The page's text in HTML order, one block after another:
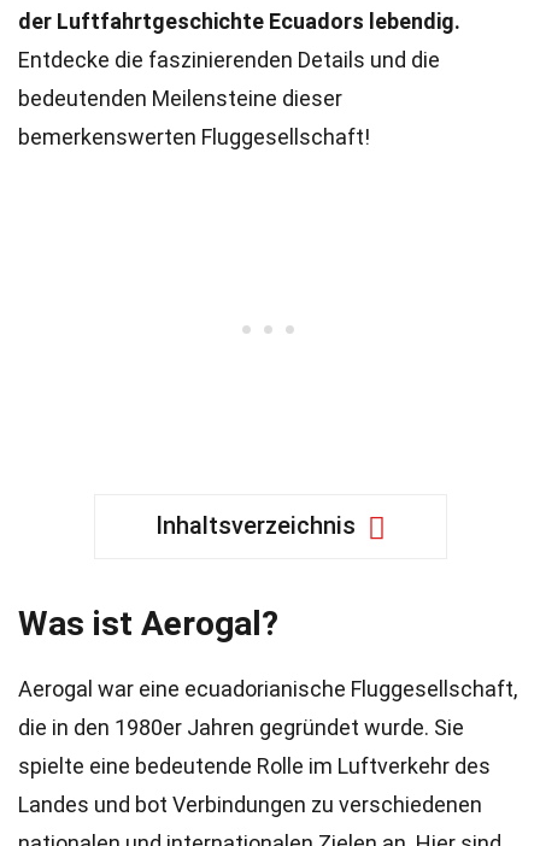
der Luftfahrtgeschichte Ecuadors lebendig.
Entdecke die faszinierenden Details und die
bedeutenden Meilensteine dieser
bemerkenswerten Fluggesellschaft!
Inhaltsverzeichnis
Was ist Aerogal?
Aerogal war eine ecuadorianische Fluggesellschaft,
die in den 1980er Jahren gegründet wurde. Sie
spielte eine bedeutende Rolle im Luftverkehr des
Landes und bot Verbindungen zu verschiedenen